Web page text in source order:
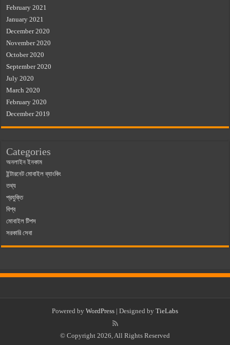
February 2021
January 2021
December 2020
November 2020
October 2020
September 2020
July 2020
March 2020
February 2020
December 2019
Categories
অনলাইন ইনকাম
ইন্টারনেট মোবাইল ব্যাংকিং
তথ্য
প্রযুক্তি
বিশ্ব
মোবাইল টিপস
সরকারি সেবা
Powered by WordPress | Designed by TieLabs
© Copyright 2026, All Rights Reserved